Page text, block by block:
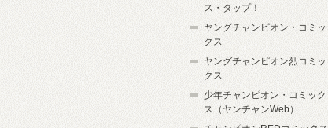
ス・タップ！
ヤングチャンピオン・コミッ
クス
ヤングチャンピオン烈コミッ
クス
少年チャンピオン・コミック
ス（ヤンチャンWeb）